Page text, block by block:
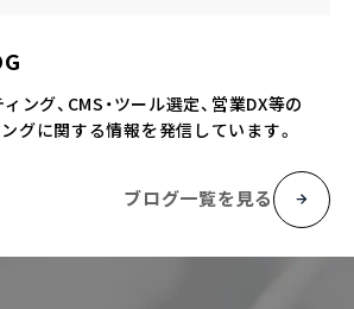
ング、CMS・ツール選定、営業DX等の
グに関する情報を発信しています。
ブログ一覧を見る